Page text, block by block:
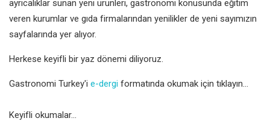
ayrıcalıklar sunan yeni ürünleri, gastronomi konusunda eğitim
veren kurumlar ve gıda firmalarından yenilikler de yeni sayımızın
sayfalarında yer alıyor.
Herkese keyifli bir yaz dönemi diliyoruz.
Gastronomi Turkey'i e-dergi formatında okumak için tıklayın...
Keyifli okumalar…